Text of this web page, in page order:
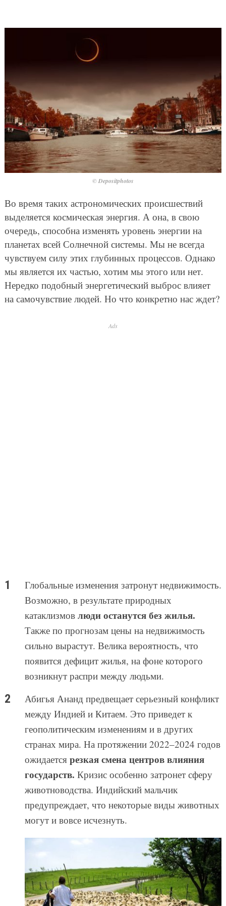
© Depositphotos
Во время таких астрономических происшествий
выделяется космическая энергия. А она, в свою
очередь, способна изменять уровень энергии на
планетах всей Солнечной системы. Мы не всегда
чувствуем силу этих глубинных процессов. Однако
мы является их частью, хотим мы этого или нет.
Нередко подобный энергетический выброс влияет
на самочувствие людей. Но что конкретно нас ждет?
Ads
Глобальные изменения затронут недвижимость.
Возможно, в результате природных
катаклизмов люди останутся без жилья.
Также по прогнозам цены на недвижимость
сильно вырастут. Велика вероятность, что
появится дефицит жилья, на фоне которого
возникнут распри между людьми.
Абигья Ананд предвещает серьезный конфликт
между Индией и Китаем. Это приведет к
геополитическим изменениям и в других
странах мира. На протяжении 2022–2024 годов
ожидается резкая смена центров влияния
государств. Кризис особенно затронет сферу
животноводства. Индийский мальчик
предупреждает, что некоторые виды животных
могут и вовсе исчезнуть.